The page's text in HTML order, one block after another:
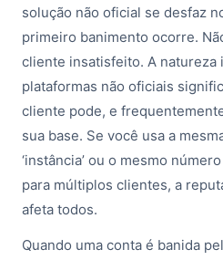
solução não oficial se desfaz
primeiro banimento ocorre.
cliente insatisfeito. A natureza
plataformas não oficiais
cliente pode, e
sua base. Se você usa a
‘instância’ ou o mesmo
para múltiplos clientes, a
afeta todos.
Quando uma conta é banida